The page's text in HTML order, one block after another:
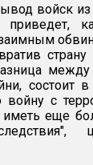
войск из
приведет,
состоит в
с
еще